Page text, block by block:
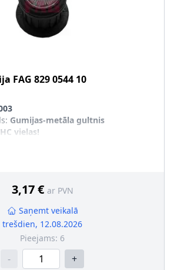
FAG 829 0544 10
: Gumijas-metāla gultnis
vielas!
3,17 € ar PVN
Saņemt veikalā
trešdien, 12.08.2026
Pieejams: 6
- +